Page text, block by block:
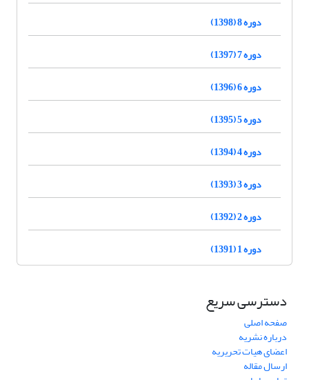
دوره 8 (1398)
دوره 7 (1397)
دوره 6 (1396)
دوره 5 (1395)
دوره 4 (1394)
دوره 3 (1393)
دوره 2 (1392)
دوره 1 (1391)
دسترسی سریع
صفحه اصلی
درباره نشریه
اعضای هیات تحریریه
ارسال مقاله